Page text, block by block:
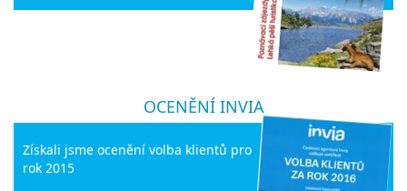
OCENĚNÍ INVIA
Získali jsme ocenění volba klientů pro
rok 2015